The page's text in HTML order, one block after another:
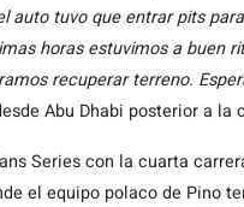
auto tuvo que entrar pits
horas estuvimos a buen
recuperar terreno.
Abu Dhabi posterior a la
Series con la cuarta
el equipo polaco de Pino